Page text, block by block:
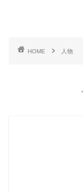
HOME 人物